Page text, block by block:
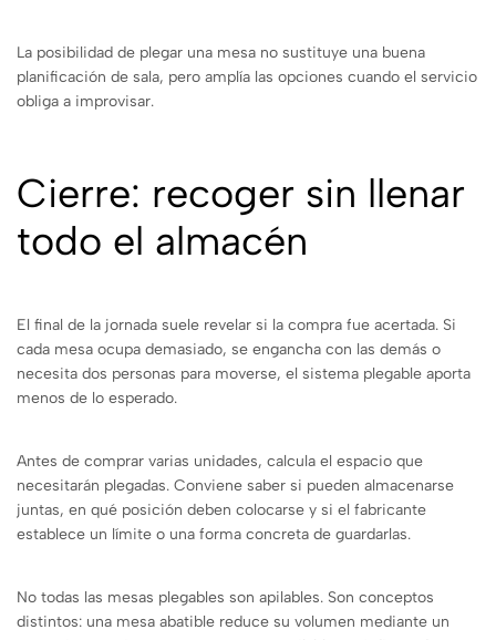
La posibilidad de plegar una mesa no sustituye una buena
planificación de sala, pero amplía las opciones cuando el servicio
obliga a improvisar.
Cierre: recoger sin llenar
todo el almacén
El final de la jornada suele revelar si la compra fue acertada. Si
cada mesa ocupa demasiado, se engancha con las demás o
necesita dos personas para moverse, el sistema plegable aporta
menos de lo esperado.
Antes de comprar varias unidades, calcula el espacio que
necesitarán plegadas. Conviene saber si pueden almacenarse
juntas, en qué posición deben colocarse y si el fabricante
establece un límite o una forma concreta de guardarlas.
No todas las mesas plegables son apilables. Son conceptos
distintos: una mesa abatible reduce su volumen mediante un